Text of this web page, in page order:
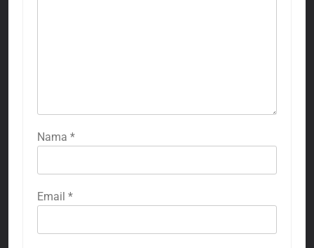
Nama *
Email *